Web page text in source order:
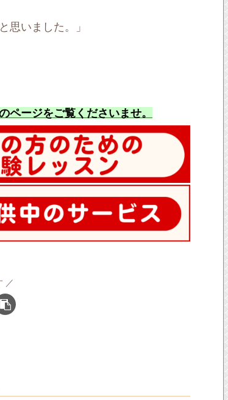
思いました。」
ページをご覧くださいませ。